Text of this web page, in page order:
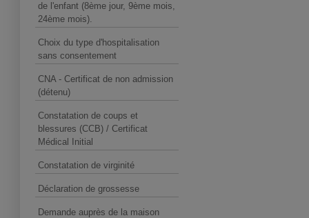
de l'enfant (8ème jour, 9ème mois,
24ème mois).
Choix du type d'hospitalisation
sans consentement
CNA - Certificat de non admission
(détenu)
Constatation de coups et
blessures (CCB) / Certificat
Médical Initial
Constatation de virginité
Déclaration de grossesse
Demande auprès de la maison